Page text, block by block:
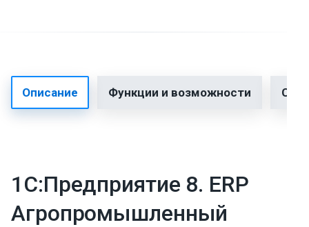
Описание Функции и возможности
1С:Предприятие 8. ERP
Агропромышленный